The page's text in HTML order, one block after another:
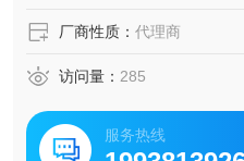
・包括校准砝码
・响应时间约为 1 秒（AD-42
厂商性质： 代理商
访问量： 285
服务热线